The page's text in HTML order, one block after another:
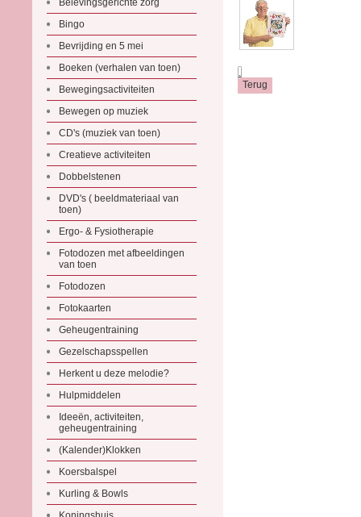
Belevingsgerichte zorg
Bingo
Bevrijding en 5 mei
Boeken (verhalen van toen)
Bewegingsactiviteiten
Bewegen op muziek
CD's (muziek van toen)
Creatieve activiteiten
Dobbelstenen
DVD's ( beeldmateriaal van
toen)
Ergo- & Fysiotherapie
Fotodozen met afbeeldingen
van toen
Fotodozen
Fotokaarten
Geheugentraining
Gezelschapsspellen
Herkent u deze melodie?
Hulpmiddelen
Ideeën, activiteiten,
geheugentraining
(Kalender)Klokken
Koersbalspel
Kurling & Bowls
.